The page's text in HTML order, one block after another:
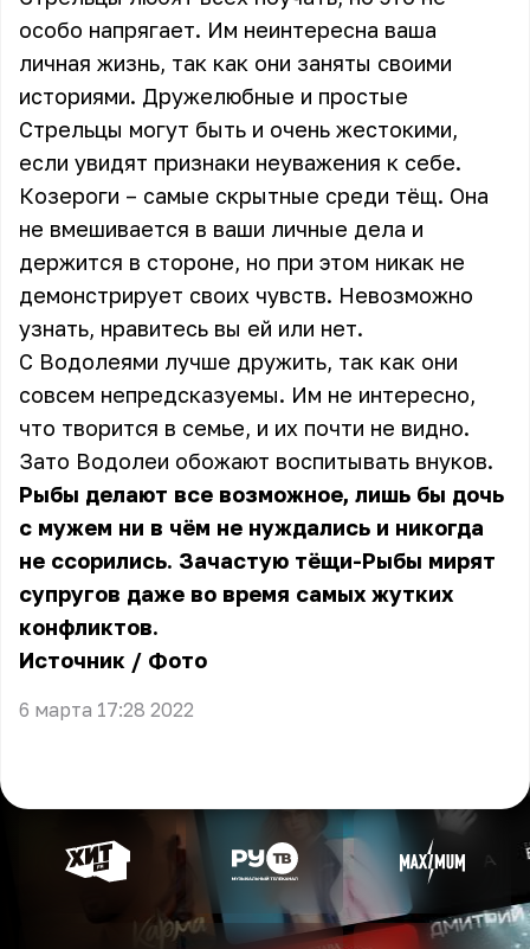
особо напрягает. Им неинтересна ваша
личная жизнь, так как они заняты своими
историями. Дружелюбные и простые
Стрельцы могут быть и очень жестокими,
если увидят признаки неуважения к себе.
Козероги – самые скрытные среди тёщ. Она
не вмешивается в ваши личные дела и
держится в стороне, но при этом никак не
демонстрирует своих чувств. Невозможно
узнать, нравитесь вы ей или нет.
С Водолеями лучше дружить, так как они
совсем непредсказуемы. Им не интересно,
что творится в семье, и их почти не видно.
Зато Водолеи обожают воспитывать внуков.
Рыбы делают все возможное, лишь бы дочь
с мужем ни в чём не нуждались и никогда
не ссорились. Зачастую тёщи-Рыбы мирят
супругов даже во время самых жутких
конфликтов.
Источник / Фото
6 марта 17:28 2022